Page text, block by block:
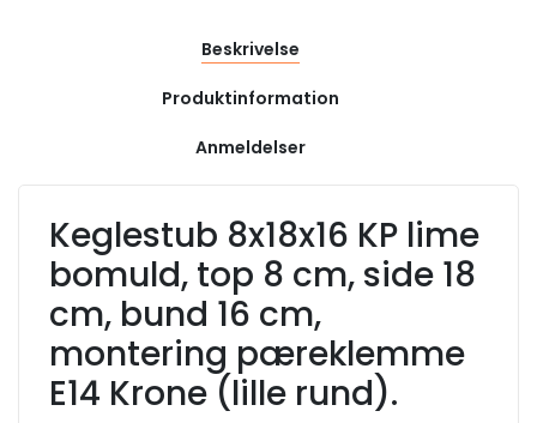
Beskrivelse
Produktinformation
Anmeldelser
Keglestub 8x18x16 KP lime
bomuld, top 8 cm, side 18
cm, bund 16 cm,
montering pæreklemme
E14 Krone (lille rund).